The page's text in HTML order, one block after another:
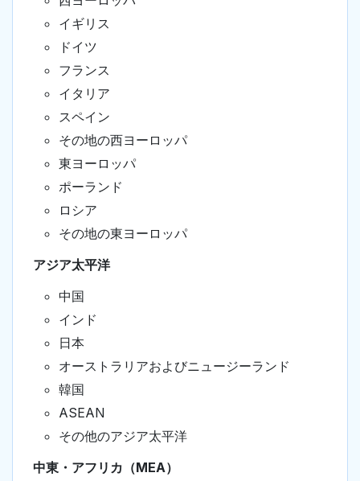
イギリス
ドイツ
フランス
イタリア
スペイン
その地の西ヨーロッパ
東ヨーロッパ
ポーランド
ロシア
その地の東ヨーロッパ
アジア太平洋
中国
インド
日本
オーストラリアおよびニュージーランド
韓国
ASEAN
その他のアジア太平洋
中東・アフリカ（MEA）